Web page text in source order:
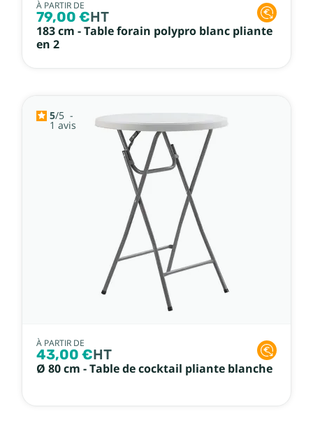
À PARTIR DE
79,00 €HT
183 cm - Table forain polypro blanc pliante
en 2
5/5 -
1 avis
À PARTIR DE
43,00 €HT
Ø 80 cm - Table de cocktail pliante blanche